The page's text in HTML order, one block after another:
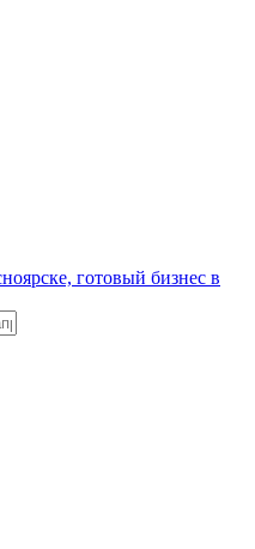
готовый бизнес в